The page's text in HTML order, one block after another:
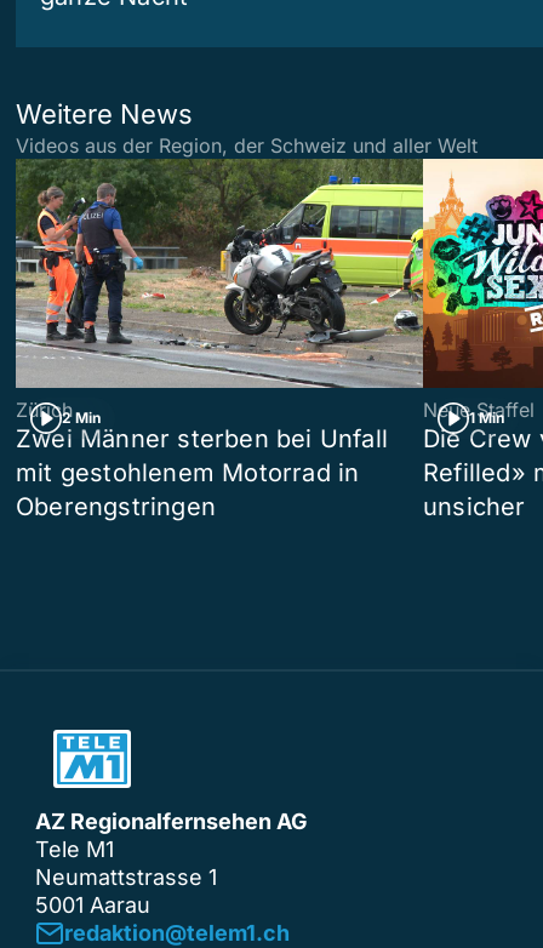
Weitere News
Videos aus der Region, der Schweiz und aller Welt
2 Min
Zürich
Zwei Männer sterben bei Unfall
mit gestohlenem Motorrad in
Oberengstringen
1 Min
Neue Staffel
Die Crew
Refilled»
unsicher
AZ Regionalfernsehen AG
Tele M1
Neumattstrasse 1
5001 Aarau
redaktion@telem1.ch